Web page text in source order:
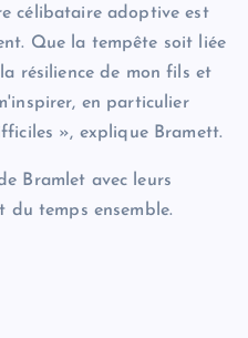
célibataire adoptive est
Que la tempête soit liée
résilience de mon fils et
en particulier
», explique Bramett.
Bramlet avec leurs
du temps ensemble.